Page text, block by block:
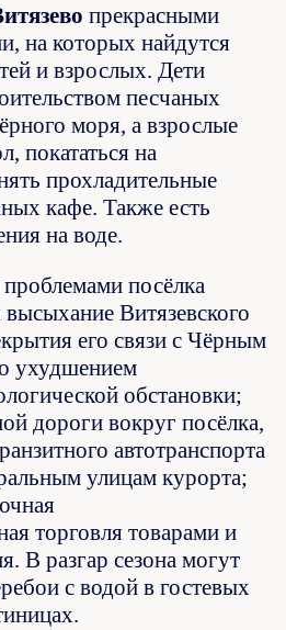
прекрасными
на которых найдутся
и взрослых. Дети
песчаных
моря, а взрослые
покататься на
прохладительные
кафе. Также есть
на воде.
посёлка
Витязевского
его связи с Чёрным
ухудшением
обстановки;
дороги вокруг посёлка,
автотранспорта
улицам курорта;
торговля товарами и
В разгар сезона могут
с водой в гостевых